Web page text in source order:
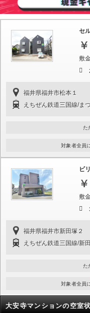
セ
敷
福井県福井市松本１
えちぜん鉄道三国線/ま
た
対象者全員
ビ
敷
福井県福井市新田塚２
えちぜん鉄道三国線/新
た
対象者全員
大安寺マンションの空室